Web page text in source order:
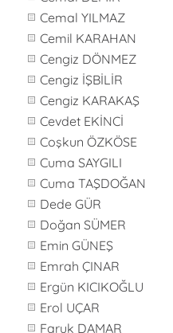
Cemal YILMAZ
Cemil KARAHAN
Cengiz DÖNMEZ
Cengiz İŞBİLİR
Cengiz KARAKAŞ
Cevdet EKİNCİ
Coşkun ÖZKÖSE
Cuma SAYGILI
Cuma TAŞDOĞAN
Dede GÜR
Doğan SÜMER
Emin GÜNEŞ
Emrah ÇINAR
Ergün KICIKOĞLU
Erol UÇAR
Faruk DAMAR